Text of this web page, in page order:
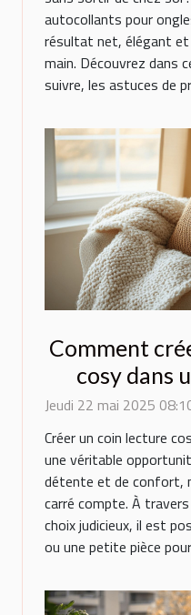
autocollants pour
résultat net, élégant
main. Découvrez dans
suivre, les astuces de
Comment
cosy dans
Jeudi 22 mai 2025
Créer un coin lecture
une véritable
détente et de confort,
carré compte. À
choix judicieux, il est
ou une petite pièce